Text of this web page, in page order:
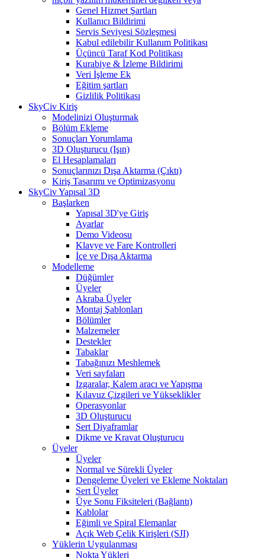
Genel Hizmet Şartları
Kullanıcı Bildirimi
Servis Seviyesi Sözleşmesi
Kabul edilebilir Kullanım Politikası
Üçüncü Taraf Kod Politikası
Kurabiye & İzleme Bildirimi
Veri İşleme Ek
Eğitim şartları
Gizlilik Politikası
SkyCiv Kiriş
Modelinizi Oluşturmak
Bölüm Ekleme
Sonuçları Yorumlama
3D Oluşturucu (Işın)
El Hesaplamaları
Sonuçlarınızı Dışa Aktarma (Çıktı)
Kiriş Tasarımı ve Optimizasyonu
SkyCiv Yapısal 3D
Başlarken
Yapısal 3D'ye Giriş
Ayarlar
Demo Videosu
Klavye ve Fare Kontrolleri
İçe ve Dışa Aktarma
Modelleme
Düğümler
Üyeler
Akraba Üyeler
Montaj Şablonları
Bölümler
Malzemeler
Destekler
Tabaklar
Tabağınızı Meshlemek
Veri sayfaları
Izgaralar, Kalem aracı ve Yapışma
Kılavuz Çizgileri ve Yükseklikler
Operasyonlar
3D Oluşturucu
Sert Diyaframlar
Dikme ve Kravat Oluşturucu
Üyeler
Üyeler
Normal ve Sürekli Üyeler
Dengeleme Üyeleri ve Ekleme Noktaları
Sert Üyeler
Üye Sonu Fiksiteleri (Bağlantı)
Kablolar
Eğimli ve Spiral Elemanlar
Açık Web Çelik Kirişleri (SJI)
Yüklerin Uygulanması
Nokta Yükleri